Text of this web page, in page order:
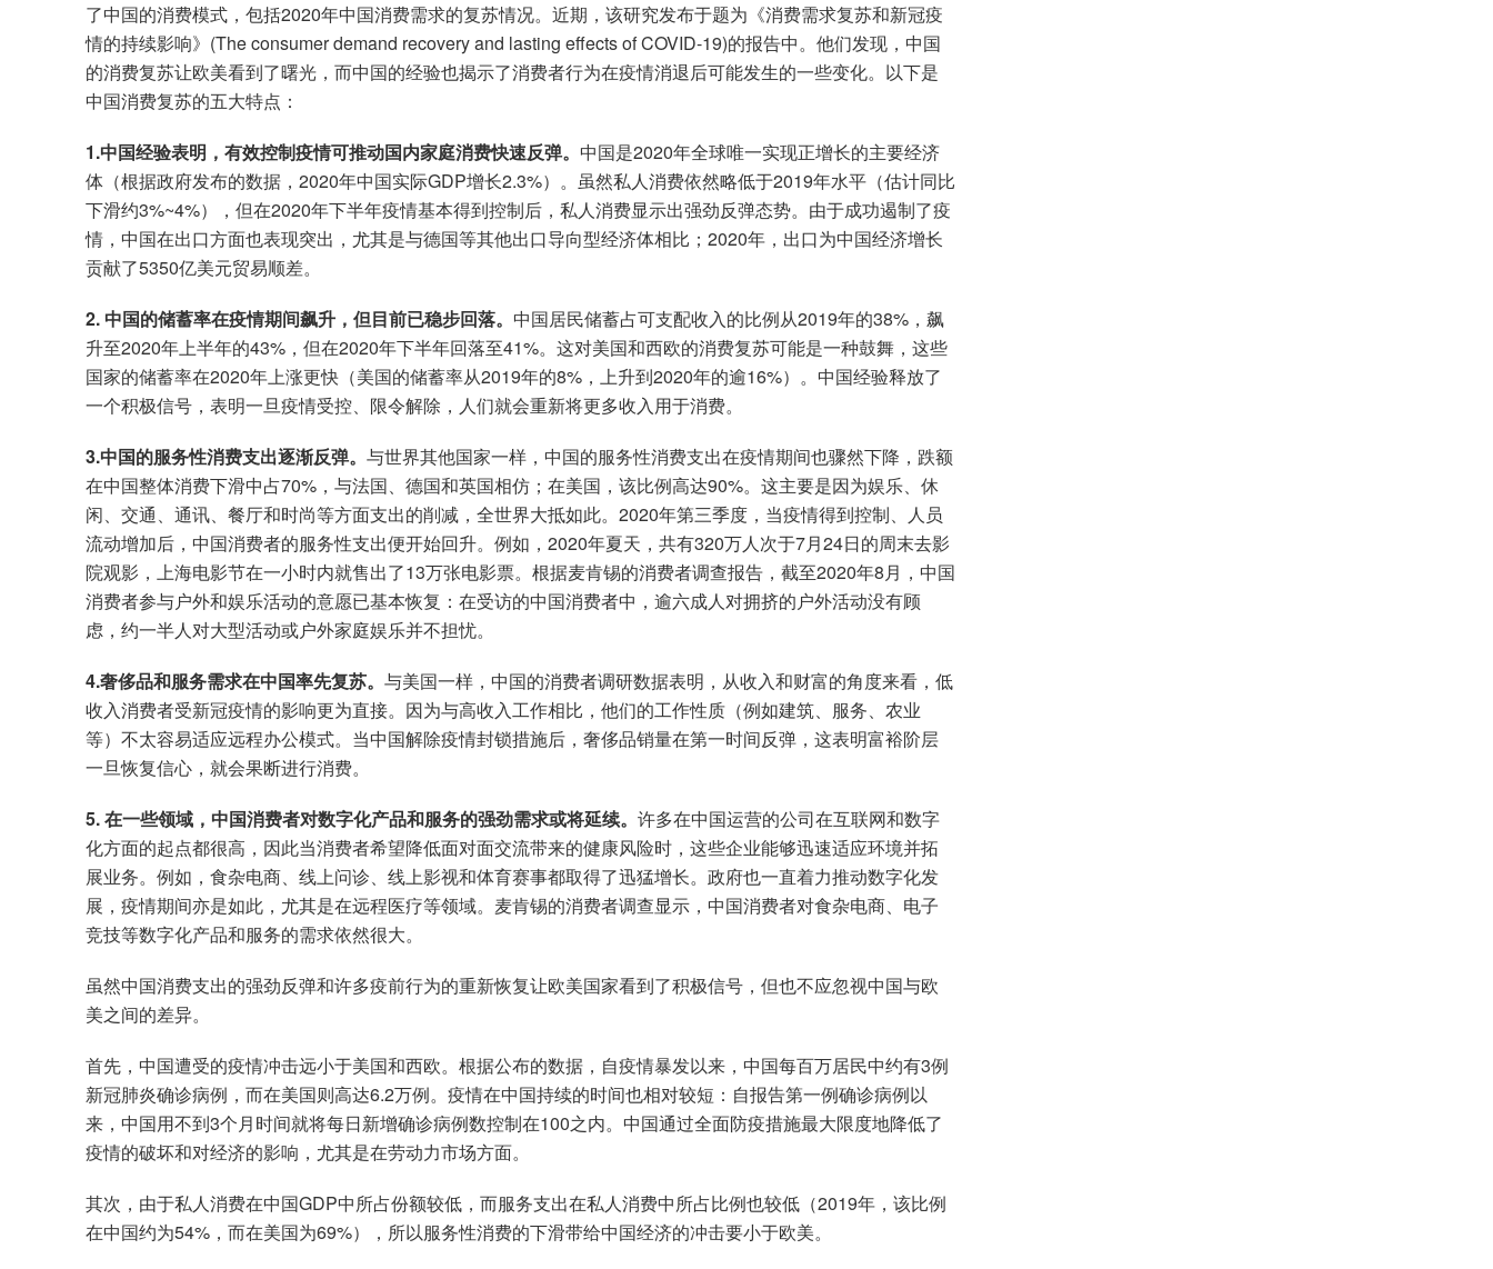
了中国的消费模式，包括2020年中国消费需求的复苏情况。近期，该研究发布于题为《消费需求复苏和新冠疫
情的持续影响》(The consumer demand recovery and lasting effects of COVID-19)的报告中。他们发现，中国
的消费复苏让欧美看到了曙光，而中国的经验也揭示了消费者行为在疫情消退后可能发生的一些变化。以下是
中国消费复苏的五大特点：
1.中国经验表明，有效控制疫情可推动国内家庭消费快速反弹。 中国是2020年全球唯一实现正增长的主要经济
体（根据政府发布的数据，2020年中国实际GDP增长2.3%）。虽然私人消费依然略低于2019年水平（估计同比
下滑约3%~4%），但在2020年下半年疫情基本得到控制后，私人消费显示出强劲反弹态势。由于成功遏制了疫
情，中国在出口方面也表现突出，尤其是与德国等其他出口导向型经济体相比；2020年，出口为中国经济增长
贡献了5350亿美元贸易顺差。
2. 中国的储蓄率在疫情期间飙升，但目前已稳步回落。 中国居民储蓄占可支配收入的比例从2019年的38%，飙
升至2020年上半年的43%，但在2020年下半年回落至41%。这对美国和西欧的消费复苏可能是一种鼓舞，这些
国家的储蓄率在2020年上涨更快（美国的储蓄率从2019年的8%，上升到2020年的逾16%）。中国经验释放了
一个积极信号，表明一旦疫情受控、限令解除，人们就会重新将更多收入用于消费。
3.中国的服务性消费支出逐渐反弹。 与世界其他国家一样，中国的服务性消费支出在疫情期间也骤然下降，跌额
在中国整体消费下滑中占70%，与法国、德国和英国相仿；在美国，该比例高达90%。这主要是因为娱乐、休
闲、交通、通讯、餐厅和时尚等方面支出的削减，全世界大抵如此。2020年第三季度，当疫情得到控制、人员
流动增加后，中国消费者的服务性支出便开始回升。例如，2020年夏天，共有320万人次于7月24日的周末去影
院观影，上海电影节在一小时内就售出了13万张电影票。根据麦肯锡的消费者调查报告，截至2020年8月，中国
消费者参与户外和娱乐活动的意愿已基本恢复：在受访的中国消费者中，逾六成人对拥挤的户外活动没有顾
虑，约一半人对大型活动或户外家庭娱乐并不担忧。
4.奢侈品和服务需求在中国率先复苏。 与美国一样，中国的消费者调研数据表明，从收入和财富的角度来看，低
收入消费者受新冠疫情的影响更为直接。因为与高收入工作相比，他们的工作性质（例如建筑、服务、农业
等）不太容易适应远程办公模式。当中国解除疫情封锁措施后，奢侈品销量在第一时间反弹，这表明富裕阶层
一旦恢复信心，就会果断进行消费。
5. 在一些领域，中国消费者对数字化产品和服务的强劲需求或将延续。 许多在中国运营的公司在互联网和数字
化方面的起点都很高，因此当消费者希望降低面对面交流带来的健康风险时，这些企业能够迅速适应环境并拓
展业务。例如，食杂电商、线上问诊、线上影视和体育赛事都取得了迅猛增长。政府也一直着力推动数字化发
展，疫情期间亦是如此，尤其是在远程医疗等领域。麦肯锡的消费者调查显示，中国消费者对食杂电商、电子
竞技等数字化产品和服务的需求依然很大。
虽然中国消费支出的强劲反弹和许多疫前行为的重新恢复让欧美国家看到了积极信号，但也不应忽视中国与欧
美之间的差异。
首先，中国遭受的疫情冲击远小于美国和西欧。根据公布的数据，自疫情暴发以来，中国每百万居民中约有3例
新冠肺炎确诊病例，而在美国则高达6.2万例。疫情在中国持续的时间也相对较短：自报告第一例确诊病例以
来，中国用不到3个月时间就将每日新增确诊病例数控制在100之内。中国通过全面防疫措施最大限度地降低了
疫情的破坏和对经济的影响，尤其是在劳动力市场方面。
其次，由于私人消费在中国GDP中所占份额较低，而服务支出在私人消费中所占比例也较低（2019年，该比例
在中国约为54%，而在美国为69%），所以服务性消费的下滑带给中国经济的冲击要小于欧美。